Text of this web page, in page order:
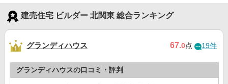
建売住宅 ビルダー 北関東 総合ランキング
グランディハウス 67.0点 19件
グランディハウスの口コミ・評判